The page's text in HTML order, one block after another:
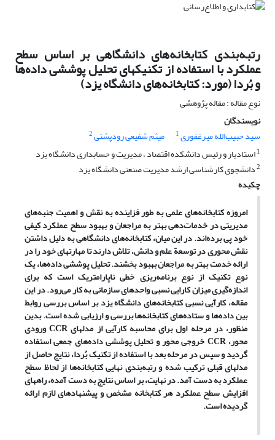
رتبه‌بندی کتابخانه‌های دانشگاهی بر اساس سطح
عملکرد با استفاده از تکنیکهای تحلیل پوششی داده‌ها
و بُردا (مورد: کتابخانه‌های دانشگاه یزد)
نوع مقاله : مقاله پژوهشی
نویسندگان
سید حبیب‌الله میرغفوری1 میثم شفیعی رودپشتی2
1استادیار و رئیس دانشکده اقتصاد ، مدیریت و حسابداری دانشگاه یزد
2دانشجوی کارشناسی ارشد مدیریت صنعتی دانشگاه یزد
چکیده
امروزه کتابخانه‌های علمی به طور فزاینده به نقش و اهمیت جنبه‌های
مدیریتی در خدمات‌دهی بهتر به مراجعان و بهبود سطح عملکرد کیفی
خود پی برده‌اند. در این میان، کتابخانه‌های دانشگاهی به دلیل داشتن
نقش محوری در توسعة علم و دانش، تلاش دارند تا مهارتهای خود را در
ارائه خدمت بهتر به مراجعان بهبود بخشند. تحلیل پوششی داده‌ها، یک
نوع تکنیک از نوع برنامه‌ریزی خطی ناپارامتریک است که برای
اندازه‌گیری میزان کارایی نسبی واحدهای سازمانی به کار می‌رود. در این
مقاله، کارآیی نسبی کتابخانه‌های دانشگاه یزد بر اساس بررسی روابط
بین داده‌ها و ستاده‌های کتابخانه‌ها بررسی و ارزیابی شده است. بدین
منظور، در مرحله اول برای محاسبه کارآیی از مدلهایCCRورودی
محور،CCRخروجی محور و تحلیل پوششی داده‌های جمعی استفاده
گردید و سپس در مرحله بعد با استفاده از تکنیک بُردا، نتایج حاصل از
مدلهای قبلی ترکیب شده و رتبه‌بندی نهایی کتابخانه‌ها از لحاظ سطح
عملکرد به دست آمد. در نهایت، بر اساس نتایج به دست آمده، راههای
افزایش سطح عملکرد هر کتابخانه مشخص و پیشنهادهای لازم ارائه
گردیده است.